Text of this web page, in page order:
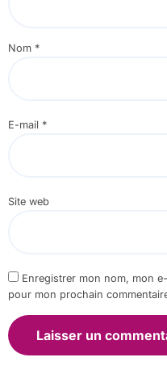
Nom *
E-mail *
Site web
Enregistrer mon nom, mon
pour mon prochain